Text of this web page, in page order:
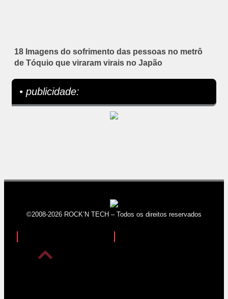
18 Imagens do sofrimento das pessoas no metrô
de Tóquio que viraram virais no Japão
• publicidade:
©2008-2026 ROCK’N TECH – Todos os direitos reservados